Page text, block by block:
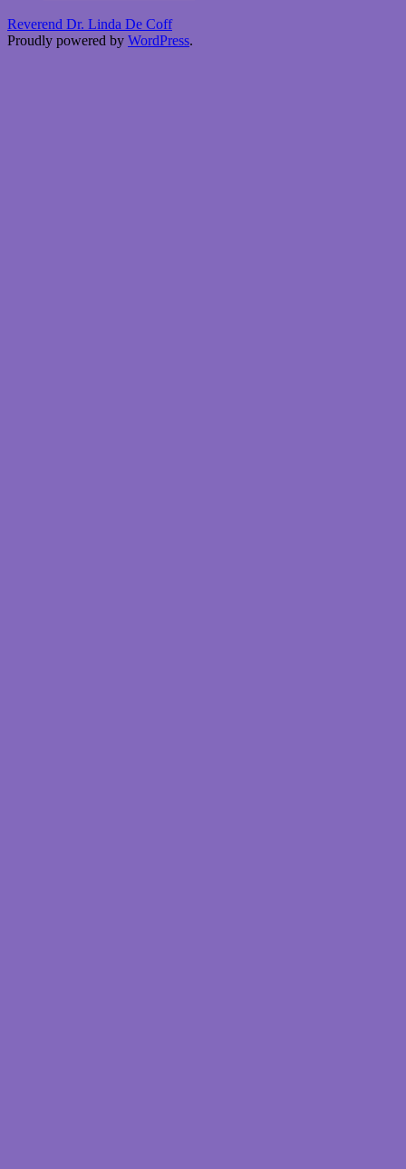
Reverend Dr. Linda De Coff
Proudly powered by WordPress.